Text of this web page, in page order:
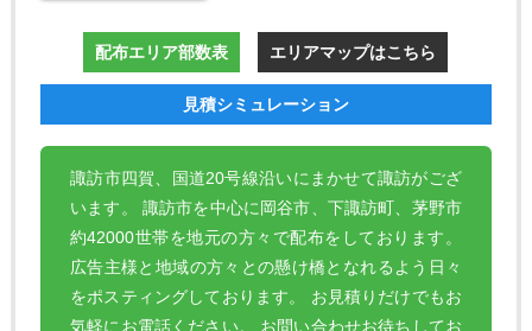
配布エリア部数表 エリアマップはこちら
見積シミュレーション
諏訪市四賀、国道20号線沿いにまかせて諏訪がござ
います。 諏訪市を中心に岡谷市、下諏訪町、茅野市
約42000世帯を地元の方々で配布をしております。
広告主様と地域の方々との懸け橋となれるよう日々
をポスティングしております。 お見積りだけでもお
気軽にお電話ください。 お問い合わせお待ちしてお